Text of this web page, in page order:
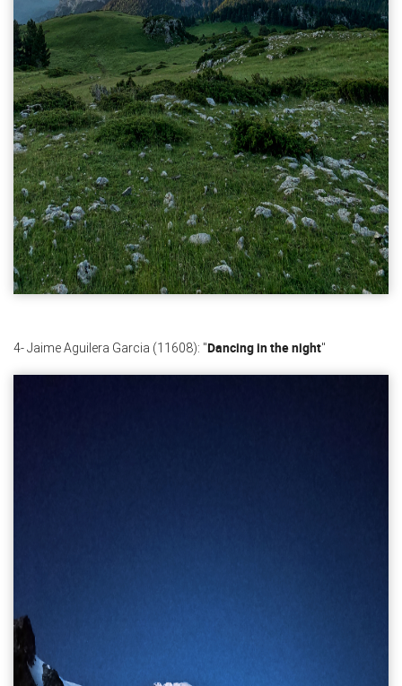
4- Jaime Aguilera Garcia (11608): "Dancing in the night"